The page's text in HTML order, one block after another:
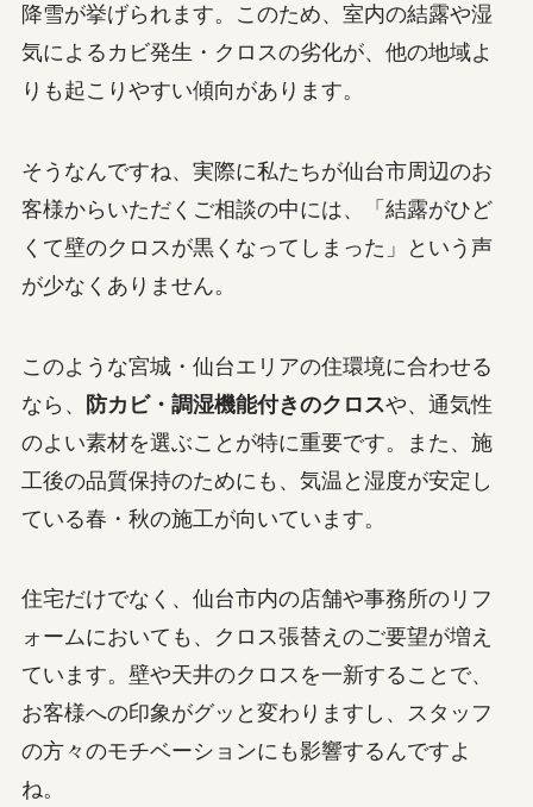
降雪が挙げられます。このため、室内の結露や湿
気によるカビ発生・クロスの劣化が、他の地域よ
りも起こりやすい傾向があります。
そうなんですね、実際に私たちが仙台市周辺のお
客様からいただくご相談の中には、「結露がひど
くて壁のクロスが黒くなってしまった」という声
が少なくありません。
このような宮城・仙台エリアの住環境に合わせる
なら、
防カビ・調湿機能付きのクロスや、通気性
のよい素材を選ぶことが特に重要です。また、施
工後の品質保持のためにも、気温と湿度が安定し
ている春・秋の施工が向いています。
住宅だけでなく、仙台市内の店舗や事務所のリフ
ォームにおいても、クロス張替えのご要望が増え
ています。壁や天井のクロスを一新することで、
お客様への印象がグッと変わりますし、スタッフ
の方々のモチベーションにも影響するんですよ
ね。